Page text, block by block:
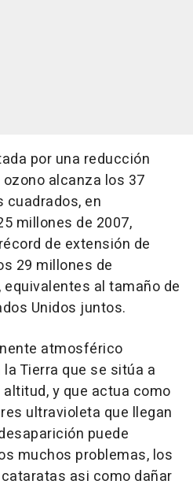
por una reducción
alcanza los 37
cuadrados, en
millones de 2007,
de extensión de
29 millones de
al tamaño de
Unidos juntos.
atmosférico
Tierra que se sitúa a
y que actua como
ultravioleta que llegan
puede
muchos problemas, los
asi como dañar